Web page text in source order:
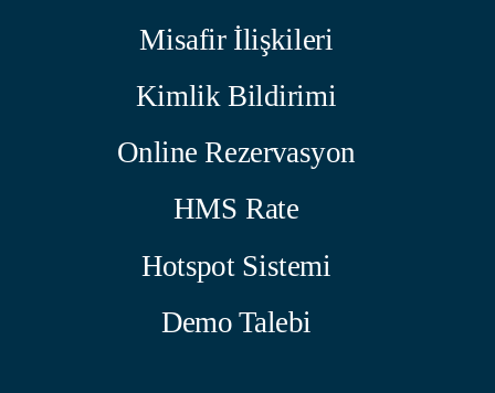
Misafir İlişkileri
Kimlik Bildirimi
Online Rezervasyon
HMS Rate
Hotspot Sistemi
Demo Talebi